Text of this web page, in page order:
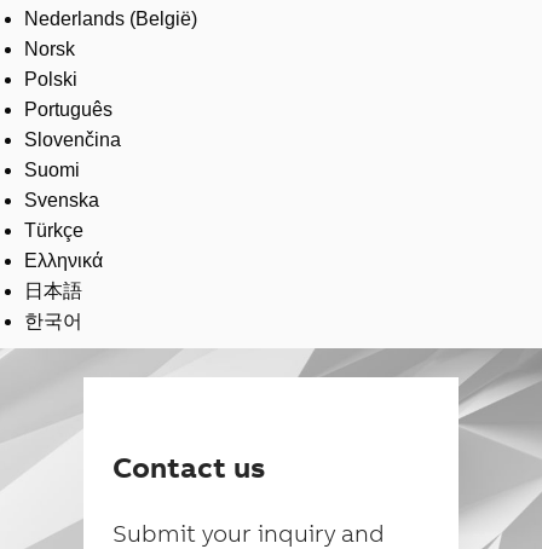
Nederlands (België)
Norsk
Polski
Português
Slovenčina
Suomi
Svenska
Türkçe
Ελληνικά
日本語
한국어
Contact us
Submit your inquiry and